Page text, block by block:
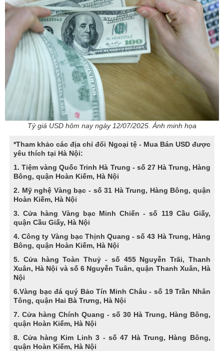
Tỷ giá USD hôm nay ngày 12/07/2025. Ảnh minh họa
*Tham khảo các địa chỉ đổi Ngoại tệ - Mua Bán USD được
yêu thích tại Hà Nội:
1. Tiệm vàng Quốc Trinh Hà Trung - số 27 Hà Trung, Hàng
Bông, quận Hoàn Kiếm, Hà Nội
2. Mỹ nghệ Vàng bạc - số 31 Hà Trung, Hàng Bông, quận
Hoàn Kiếm, Hà Nội
3. Cửa hàng Vàng bạc Minh Chiến - số 119 Cầu Giấy,
quận Cầu Giấy, Hà Nội
4. Công ty Vàng bạc Thịnh Quang - số 43 Hà Trung, Hàng
Bông, quận Hoàn Kiếm, Hà Nội
5. Cửa hàng Toàn Thuỷ - số 455 Nguyễn Trãi, Thanh
Xuân, Hà Nội và số 6 Nguyễn Tuân, quận Thanh Xuân, Hà
Nội
6.Vàng bạc đá quý Bảo Tín Minh Châu - số 19 Trần Nhân
Tông, quận Hai Bà Trưng, Hà Nội
7. Cửa hàng Chính Quang - số 30 Hà Trung, Hàng Bông,
quận Hoàn Kiếm, Hà Nội
8. Cửa hàng Kim Linh 3 - số 47 Hà Trung, Hàng Bông,
quận Hoàn Kiếm, Hà Nội